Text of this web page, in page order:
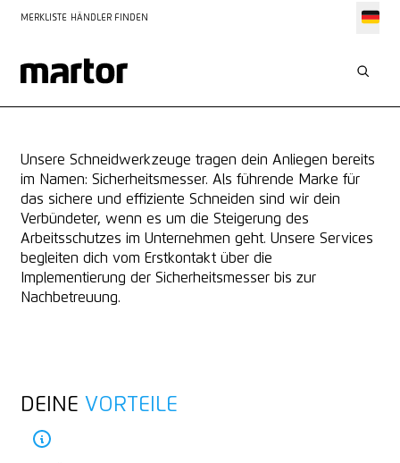
MERKLISTE HÄNDLER FINDEN
Unsere Schneidwerkzeuge tragen dein Anliegen bereits
im Namen: Sicherheitsmesser. Als führende Marke für
das sichere und effiziente Schneiden sind wir dein
Verbündeter, wenn es um die Steigerung des
Arbeitsschutzes im Unternehmen geht. Unsere Services
begleiten dich vom Erstkontakt über die
Implementierung der Sicherheitsmesser bis zur
Nachbetreuung.
DEINE VORTEILE